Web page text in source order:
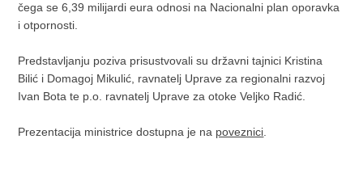
čega se 6,39 milijardi eura odnosi na Nacionalni plan oporavka
i otpornosti.
Predstavljanju poziva prisustvovali su državni tajnici Kristina
Bilić i Domagoj Mikulić, ravnatelj Uprave za regionalni razvoj
Ivan Bota te p.o. ravnatelj Uprave za otoke Veljko Radić.
Prezentacija ministrice dostupna je na poveznici.